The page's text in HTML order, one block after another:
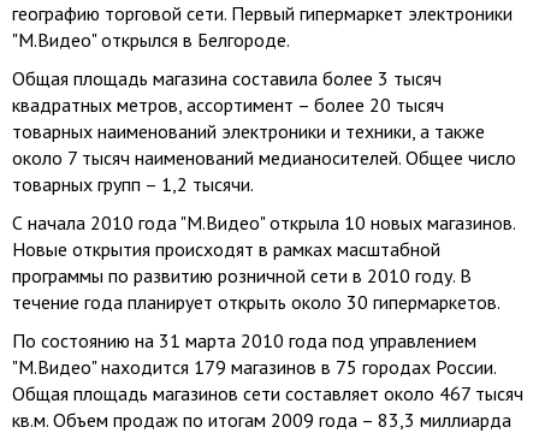
географию торговой сети. Первый гипермаркет электроники
"М.Видео" открылся в Белгороде.
Общая площадь магазина составила более 3 тысяч
квадратных метров, ассортимент – более 20 тысяч
товарных наименований электроники и техники, а также
около 7 тысяч наименований медианосителей. Общее число
товарных групп – 1,2 тысячи.
С начала 2010 года "М.Видео" открыла 10 новых магазинов.
Новые открытия происходят в рамках масштабной
программы по развитию розничной сети в 2010 году. В
течение года планирует открыть около 30 гипермаркетов.
По состоянию на 31 марта 2010 года под управлением
"М.Видео" находится 179 магазинов в 75 городах России.
Общая площадь магазинов сети составляет около 467 тысяч
кв.м. Объем продаж по итогам 2009 года – 83,3 миллиарда